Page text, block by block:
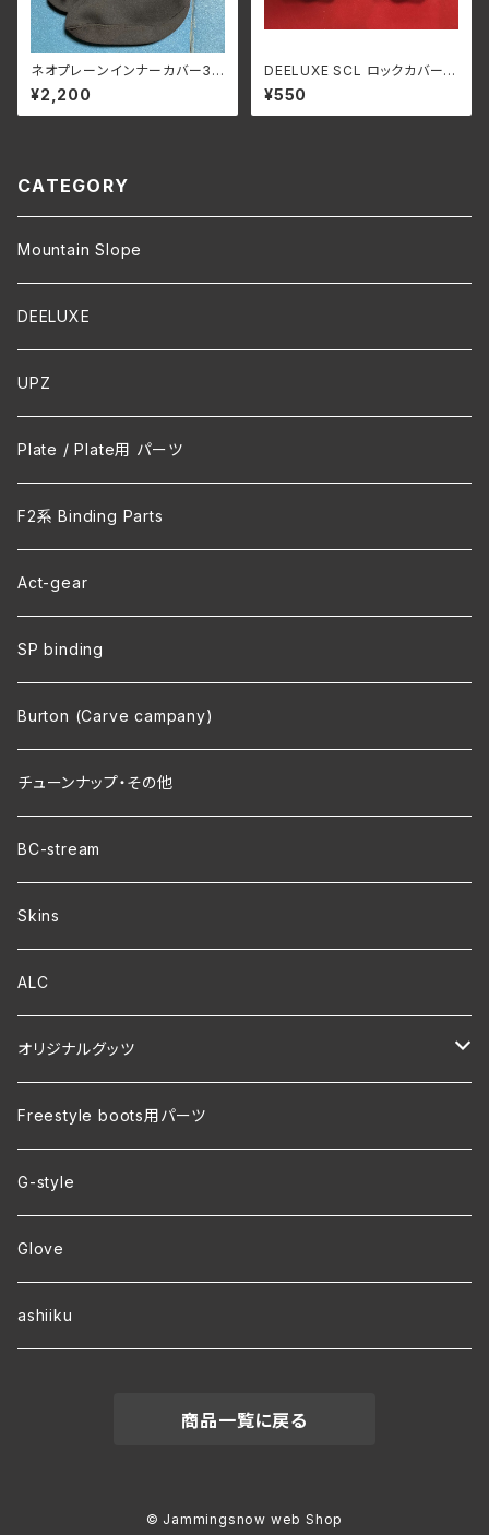
ネオプレーンインナーカバー3m
m ボリューム調整・遮熱保温・防
滴
¥2,200
DEELUXE SCL ロックカバー
¥550
CATEGORY
Mountain Slope
DEELUXE
UPZ
Plate / Plate用 パーツ
F2系 Binding Parts
Act-gear
SP binding
Burton (Carve campany)
チューンナップ・その他
BC-stream
Skins
ALC
オリジナルグッツ
裏地付き オリジナルコーチジャケット
ver.2 毛玉が出来にくい・裏起毛 オリジナルパーカー
ver.1 速乾・裏起毛・サイズ豊富 オリジナルパーカー
ワラーチwebオーダー
Freestyle boots用パーツ
G-style
Glove
ashiiku
商品一覧に戻る
© Jammingsnow web Shop